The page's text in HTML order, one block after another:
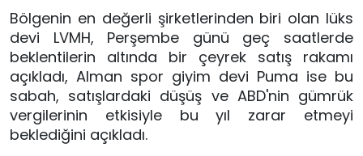
Bölgenin en değerli şirketlerinden biri olan lüks
devi LVMH, Perşembe günü geç saatlerde
beklentilerin altında bir çeyrek satış rakamı
açıkladı, Alman spor giyim devi Puma ise bu
sabah, satışlardaki düşüş ve ABD'nin gümrük
vergilerinin etkisiyle bu yıl zarar etmeyi
beklediğini açıkladı.